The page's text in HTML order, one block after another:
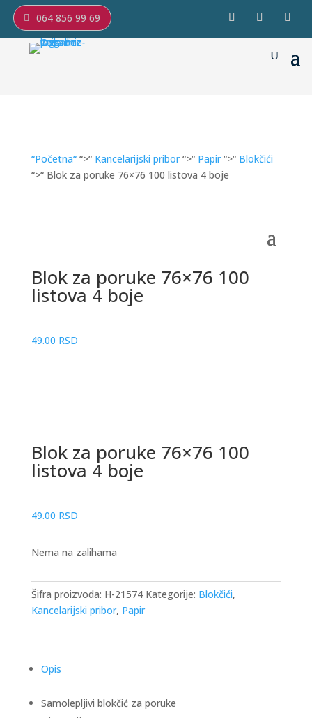
064 856 99 69
“Početna““>“ Kancelarijski pribor“>“ Papir“>“ Blokčići
“>“ Blok za poruke 76×76 100 listova 4 boje
Blok za poruke 76×76 100
listova 4 boje
49.00 RSD
Blok za poruke 76×76 100
listova 4 boje
49.00 RSD
Nema na zalihama
Šifra proizvoda: H-21574 Kategorije: Blokčići,
Kancelarijski pribor, Papir
Opis
Samolepljivi blokčić za poruke